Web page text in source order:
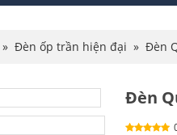
» Đèn ốp trần hiện đại » Đèn
Đèn